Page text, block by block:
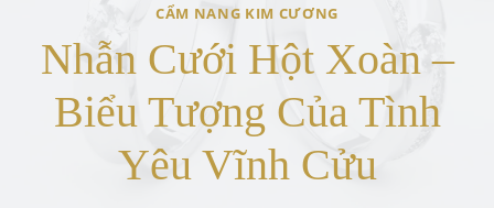
CẨM NANG KIM CƯƠNG
Nhẫn Cưới Hột Xoàn –
Biểu Tượng Của Tình
Yêu Vĩnh Cửu